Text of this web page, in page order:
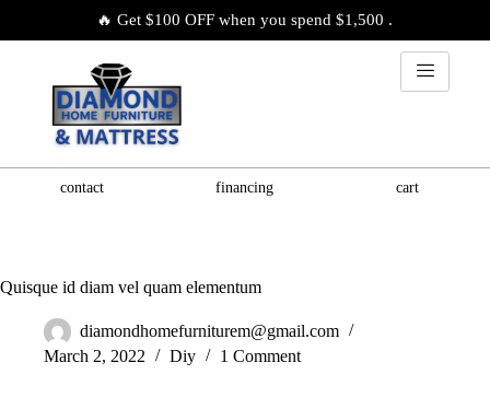
🔥 Get $100 OFF when you spend $1,500 .
contact financing cart
Quisque id diam vel quam elementum
diamondhomefurniturem@gmail.com
March 2, 2022
Diy 1 Comment